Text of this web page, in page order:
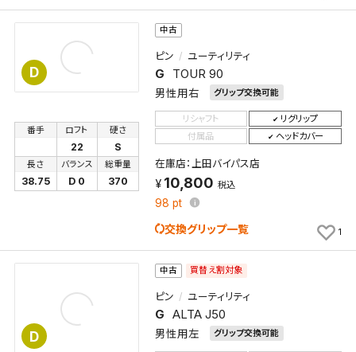
D
中古
ピン ユーティリティ
G TOUR 90
男性用右 グリップ交換可能
番手 ロフト
22
硬さ
S
長さ
38.75
バランス
D 0
総重量
370
リシャフト
リグリップ
付属品
ヘッドカバー
在庫店：上田バイパス店
10,800 税込
98 pt
交換グリップ一覧 1
D
中古 買替え割対象
ピン ユーティリティ
G ALTA J50
男性用左 グリップ交換可能
保存する
キャンセル